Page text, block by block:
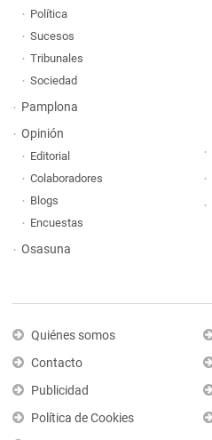
Política
Sucesos
Tribunales
Sociedad
Pamplona
Opinión
Editorial
Colaboradores
Blogs
Encuestas
Osasuna
Quiénes somos
Contacto
Publicidad
Política de Cookies